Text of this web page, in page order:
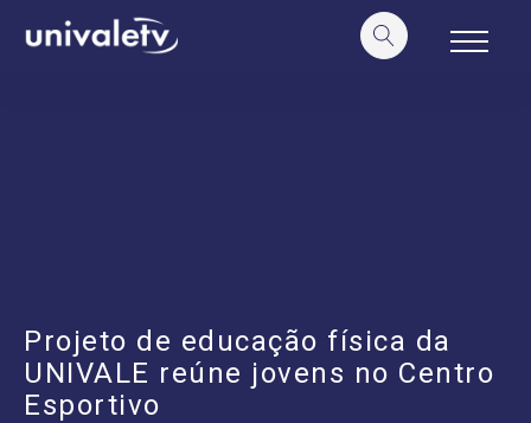
conteúdo
Projeto de educação física da
UNIVALE reúne jovens no Centro
Esportivo